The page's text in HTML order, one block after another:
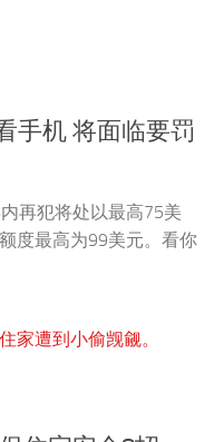
手机 将面临要罚
再犯将处以最高75美
度最高为99美元。看你